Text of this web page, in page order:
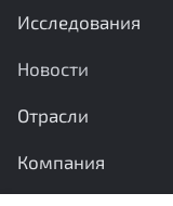
Исследования
Новости
Отрасли
Компания